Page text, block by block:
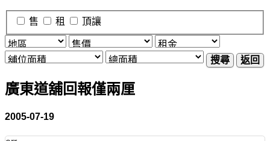
售 租 頂讓
搜尋 返回
廣東道舖回報僅兩厘
2005-07-19